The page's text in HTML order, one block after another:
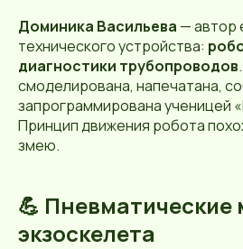
Доминика Васильева — автор
технического устройства:
диагностики трубопроводов
смоделирована, напечатана,
запрограммирована ученицей
Принцип движения робота
змею.
💪
экзоскелета